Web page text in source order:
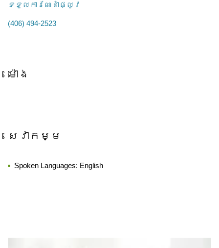
ទទួល​ការណែនាំ​ផ្លូវ
(406) 494-2523
ម៉ោង
សេវាកម្ម
Spoken Languages: English